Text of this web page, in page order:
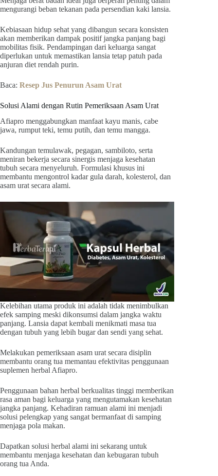
mengurangi beban tekanan pada persendian kaki lansia.
Kebiasaan hidup sehat yang dibangun secara konsisten
akan memberikan dampak positif jangka panjang bagi
mobilitas fisik. Pendampingan dari keluarga sangat
diperlukan untuk memastikan lansia tetap patuh pada
anjuran diet rendah purin.
Baca: Resep Jus Penurun Asam Urat
Solusi Alami dengan Rutin Pemeriksaan Asam Urat
Afiapro menggabungkan manfaat kayu manis, cabe
jawa, rumput teki, temu putih, dan temu mangga.
Kandungan temulawak, pegagan, sambiloto, serta
meniran bekerja secara sinergis menjaga kesehatan
tubuh secara menyeluruh. Formulasi khusus ini
membantu mengontrol kadar gula darah, kolesterol, dan
asam urat secara alami.
Kelebihan utama produk ini adalah tidak menimbulkan
efek samping meski dikonsumsi dalam jangka waktu
panjang. Lansia dapat kembali menikmati masa tua
dengan tubuh yang lebih bugar dan sendi yang sehat.
Melakukan pemeriksaan asam urat secara disiplin
membantu orang tua memantau efektivitas penggunaan
suplemen herbal Afiapro.
Penggunaan bahan herbal berkualitas tinggi memberikan
rasa aman bagi keluarga yang mengutamakan kesehatan
jangka panjang. Kehadiran ramuan alami ini menjadi
solusi pelengkap yang sangat bermanfaat di samping
menjaga pola makan.
Dapatkan solusi herbal alami ini sekarang untuk
membantu menjaga kesehatan dan kebugaran tubuh
orang tua Anda.